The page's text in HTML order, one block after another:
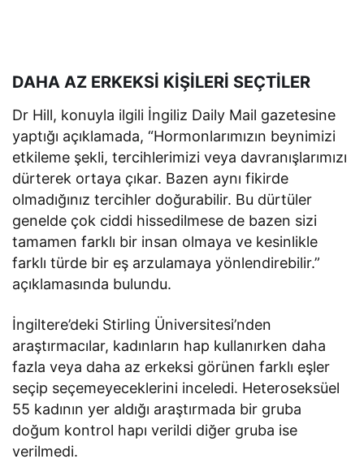
DAHA AZ ERKEKSİ KİŞİLERİ SEÇTİLER
Dr Hill, konuyla ilgili İngiliz Daily Mail gazetesine
yaptığı açıklamada, “Hormonlarımızın beynimizi
etkileme şekli, tercihlerimizi veya davranışlarımızı
dürterek ortaya çıkar. Bazen aynı fikirde
olmadığınız tercihler doğurabilir. Bu dürtüler
genelde çok ciddi hissedilmese de bazen sizi
tamamen farklı bir insan olmaya ve kesinlikle
farklı türde bir eş arzulamaya yönlendirebilir.”
açıklamasında bulundu.
İngiltere’deki Stirling Üniversitesi’nden
araştırmacılar, kadınların hap kullanırken daha
fazla veya daha az erkeksi görünen farklı eşler
seçip seçemeyeceklerini inceledi. Heteroseksüel
55 kadının yer aldığı araştırmada bir gruba
doğum kontrol hapı verildi diğer gruba ise
verilmedi.